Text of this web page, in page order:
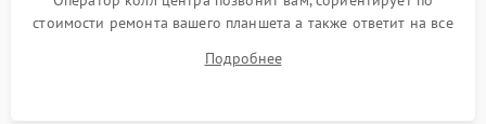
Питание и аккумулятор
стоимости ремонта вашего планшета а также ответит на все
Подробнее